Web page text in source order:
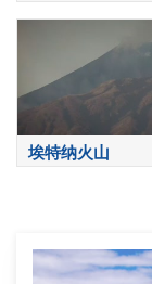
埃特纳火山